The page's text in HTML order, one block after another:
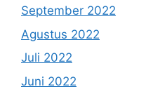
September 2022
Agustus 2022
Juli 2022
Juni 2022